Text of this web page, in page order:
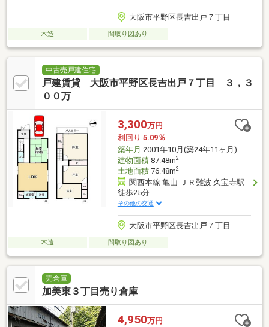
大阪市平野区長吉出戸７丁目
木造 間取り図あり
中古売戸建住宅
戸建賃貸 大阪市平野区長吉出戸７丁目 ３，３
００万
3,300万円
利回り 5.09％
築年月 2001年10月(築24年11ヶ月)
建物面積87.48m2
土地面積76.48m2
関西本線 亀山-ＪＲ難波 久宝寺駅
徒歩25分
その他の交通
大阪市平野区長吉出戸７丁目
木造 間取り図あり
売倉庫
加美東３丁目売り倉庫
4,950万円